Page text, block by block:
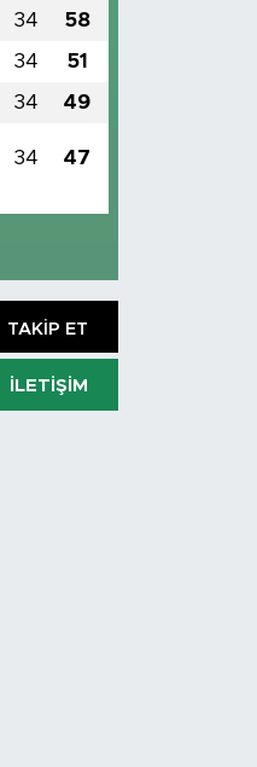
34 58
34 51
34 49
34 47
TAKIP ET
İLETIŞIM